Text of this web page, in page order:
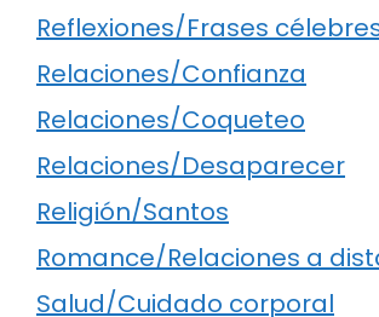
Reflexiones/Frases
Relaciones/Confianza
Relaciones/Coqueteo
Relaciones/Desaparecer
Religión/Santos
Romance/Relaciones a
Salud/Cuidado corporal